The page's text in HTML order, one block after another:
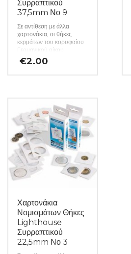
Συρραπτικού
37,5mm Νο 9
Σε αντίθεση με άλλα
χαρτονάκια, οι θήκες
κερμάτων του κορυφαίου
Γερμανικού οίκου
Lighthouse
κατασκευάζονται από
χάρη στη χρήση φιλμ που
δεν περιέχει βλαβερά
χημικά. Έτσι, ο συλλέκτης
είναι σίγουρος για την
αφάλεια των πολύτιμων
νομισμάτων του. Τα
χαρτονάκια προσφέρονται
χύμα σε πακέτα των 25
τεμαχίων και η
αναγραφόμενη τιμή αφορά
€2.00
Χαρτονάκια
Νομισμάτων Θήκες
Lighthouse
Συρραπτικού
22,5mm Νο 3